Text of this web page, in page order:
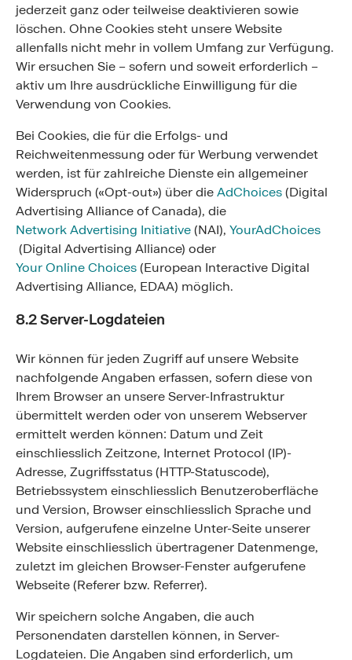
jederzeit ganz oder teilweise deaktivieren sowie
löschen. Ohne Cookies steht unsere Website
allenfalls nicht mehr in vollem Umfang zur Verfügung.
Wir ersuchen Sie – sofern und soweit erforderlich –
aktiv um Ihre ausdrückliche Einwilligung für die
Verwendung von Cookies.
Bei Cookies, die für die Erfolgs- und
Reichweitenmessung oder für Werbung verwendet
werden, ist für zahlreiche Dienste ein allgemeiner
Widerspruch («Opt-out») über dieAdChoices(Digital
Advertising Alliance of Canada), die
Network Advertising Initiative(NAI), YourAdChoices
(Digital Advertising Alliance) oder
Your Online Choices(European Interactive Digital
Advertising Alliance, EDAA) möglich.
8.2 Server-Logdateien
Wir können für jeden Zugriff auf unsere Website
nachfolgende Angaben erfassen, sofern diese von
Ihrem Browser an unsere Server-Infrastruktur
übermittelt werden oder von unserem Webserver
ermittelt werden können: Datum und Zeit
einschliesslich Zeitzone, Internet Protocol (IP)-
Adresse, Zugriffsstatus (HTTP-Statuscode),
Betriebssystem einschliesslich Benutzeroberfläche
und Version, Browser einschliesslich Sprache und
Version, aufgerufene einzelne Unter-Seite unserer
Website einschliesslich übertragener Datenmenge,
zuletzt im gleichen Browser-Fenster aufgerufene
Webseite (Referer bzw. Referrer).
Wir speichern solche Angaben, die auch
Personendaten darstellen können, in Server-
Logdateien. Die Angaben sind erforderlich, um